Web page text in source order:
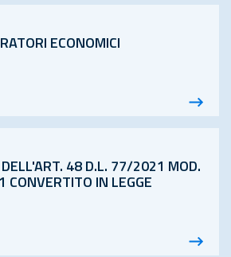
ECONOMICI
48 D.L. 77/2021 MOD.
IN LEGGE